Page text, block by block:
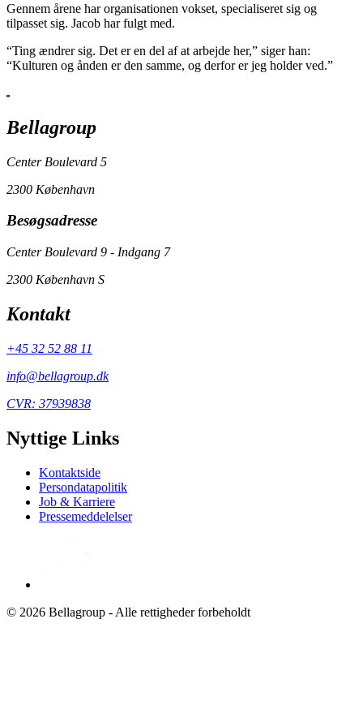
Gennem årene har organisationen vokset, specialiseret sig og
tilpasset sig. Jacob har fulgt med.
“Ting ændrer sig. Det er en del af at arbejde her,” siger han:
“Kulturen og ånden er den samme, og derfor er jeg holder ved.”
Bellagroup
Center Boulevard 5
2300 København
Besøgsadresse
Center Boulevard 9 - Indgang 7
2300 København S
Kontakt
+45 32 52 88 11
info@bellagroup.dk
CVR: 37939838
Nyttige Links
Kontaktside
Persondatapolitik
Job & Karriere
Pressemeddelelser
© 2026 Bellagroup - Alle rettigheder forbeholdt